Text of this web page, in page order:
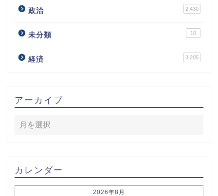
政治 2,430
未分類 10
経済 3,205
アーカイブ
カレンダー
2026年8月